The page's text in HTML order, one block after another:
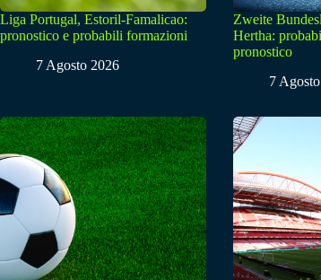
Liga Portugal, Estoril-Famalicao:
pronostico e probabili formazioni
7 Agosto 2026
Zweite
Hertha:
pronostico
7